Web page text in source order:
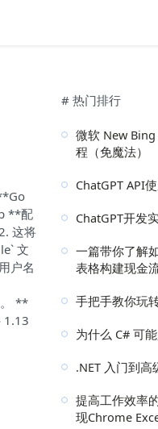
**配
这将
文
户名
**
1.13
# 热门排行
微软 New
程（免魔法）
ChatGPT API
ChatGPT开发
一篇带你了解
表格构建现金
手把手教你玩
为什么 C# 可
.NET 入门到高
提高工作效率
现Chrome